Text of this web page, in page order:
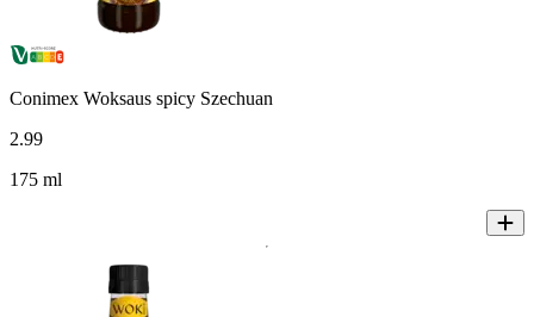
Conimex Woksaus spicy Szechuan
2.99
175 ml